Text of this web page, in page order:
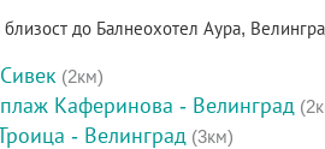
до Балнеохотел Аура,
(2км)
Каферинова - Велинград
- Велинград (3км)